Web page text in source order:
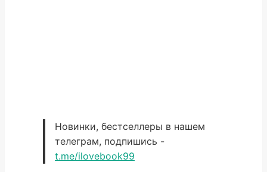
Новинки, бестселлеры в нашем
телеграм, подпишись -
t.me/ilovebook99